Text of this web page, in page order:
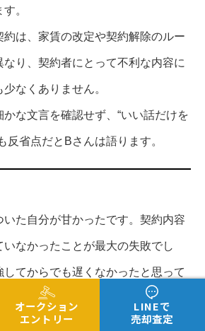
。
は、家賃の改定や契約解除のルー
なり、契約者にとって不利な内容に
なくありません。
かな文言を確認せず、“いい話だけを
反省点だとBさんは語ります。
いた自分が甘かったです。契約内容
いなかったことが最大の失敗でし
てからでも遅くなかったと思って
オークション
エントリー
LINEで
売却査定